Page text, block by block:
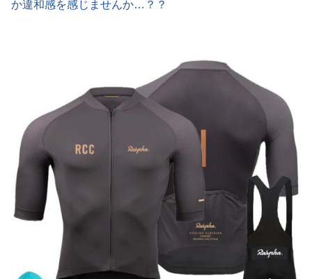
か違和感を感じませんか…？？